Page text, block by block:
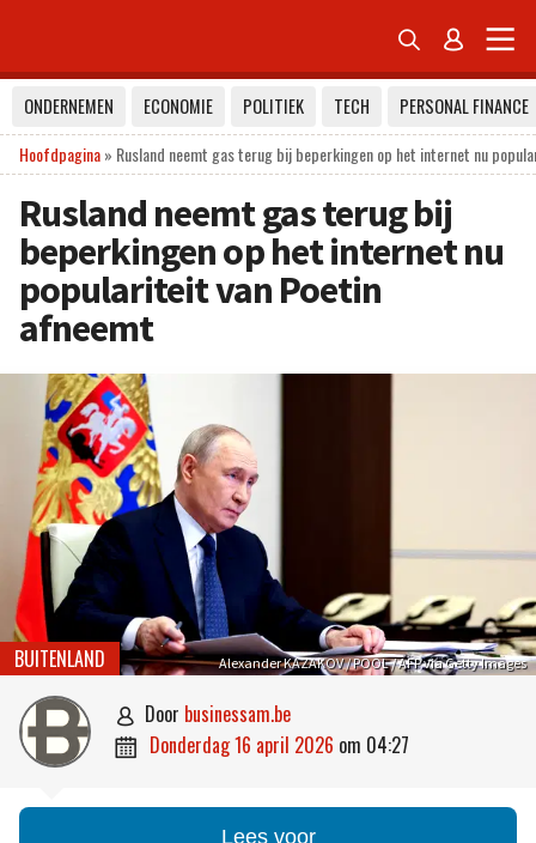
 
ONDERNEMEN ECONOMIE POLITIEK TECH
PERSONAL FINANCE
Hoofdpagina» Rusland neemt gas terug bij beperkingen op het internet nu
Rusland neemt gas terug bij
beperkingen op het internet nu
populariteit van Poetin
afneemt
Alexander KAZAKOV / POOL / AFP via Getty Images
BUITENLAND
 door businessam.be
 donderdag 16 april 2026 om 04:27
Lees voor